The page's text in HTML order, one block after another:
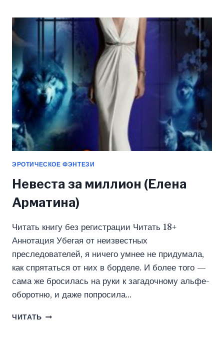
(АСЯ
РЫБА)
ЭРОТИЧЕСКОЕ ФЭНТЕЗИ
Невеста за миллион (Елена
Арматина)
Читать книгу без регистрации Читать 18+
Аннотация Убегая от неизвестных
преследователей, я ничего умнее не придумала,
как спрятаться от них в борделе. И более того —
сама же бросилась на руки к загадочному альфе-
оборотню, и даже попросила…
ЧИТАТЬ НЕВЕСТА